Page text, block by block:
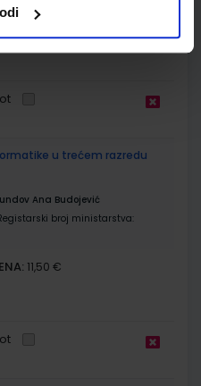
u trećem razredu
Ana Budojević
broj ministarstva:
11,50 €